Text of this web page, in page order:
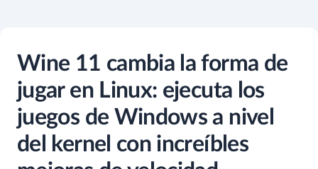
Wine 11 cambia la forma de
jugar en Linux: ejecuta los
juegos de Windows a nivel
del kernel con increíbles